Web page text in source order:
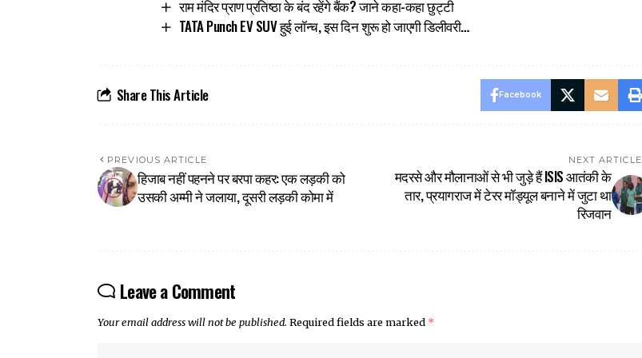
राम मंदिर प्राण प्रतिष्ठा के बंद रहेंगे बैंक? जाने कहा-कहा छुट्टी
TATA Punch EV SUV हुई लॉन्च, इस दिन शुरू हो जाएगी डिलीवरी…
Share This Article Facebook
PREVIOUS ARTICLE
हिजाब नहीं पहनने पर बरपा कहर: एक लड़की को
उसकी अम्मी ने जलाया, दूसरी लड़की कोमा में
NEXT ARTICLE
मदरसे और मौलानाओं से भी जुड़े हैं ISIS आतंकी के
तार, प्रयागराज में टेरर मॉड्यूल बनाने में जुटा था
रिजवान
Leave a Comment
Your email address will not be published. Required fields are marked *